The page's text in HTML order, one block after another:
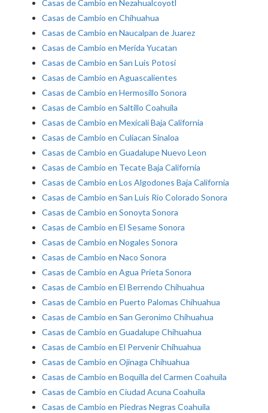
Casas de Cambio en Nezahualcoyotl
Casas de Cambio en Chihuahua
Casas de Cambio en Naucalpan de Juarez
Casas de Cambio en Merida Yucatan
Casas de Cambio en San Luis Potosi
Casas de Cambio en Aguascalientes
Casas de Cambio en Hermosillo Sonora
Casas de Cambio en Saltillo Coahuila
Casas de Cambio en Mexicali Baja California
Casas de Cambio en Culiacan Sinaloa
Casas de Cambio en Guadalupe Nuevo Leon
Casas de Cambio en Tecate Baja California
Casas de Cambio en Los Algodones Baja California
Casas de Cambio en San Luis Rio Colorado Sonora
Casas de Cambio en Sonoyta Sonora
Casas de Cambio en El Sesame Sonora
Casas de Cambio en Nogales Sonora
Casas de Cambio en Naco Sonora
Casas de Cambio en Agua Prieta Sonora
Casas de Cambio en El Berrendo Chihuahua
Casas de Cambio en Puerto Palomas Chihuahua
Casas de Cambio en San Geronimo Chihuahua
Casas de Cambio en Guadalupe Chihuahua
Casas de Cambio en El Pervenir Chihuahua
Casas de Cambio en Ojinaga Chihuahua
Casas de Cambio en Boquilla del Carmen Coahuila
Casas de Cambio en Ciudad Acuna Coahuila
Casas de Cambio en Piedras Negras Coahuila